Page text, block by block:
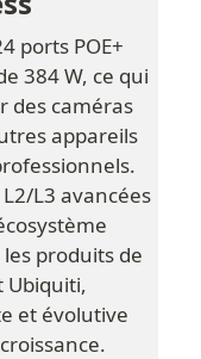
ports POE+
384 W, ce qui
des caméras
appareils
L3 avancées
les produits de
Ubiquiti,
et évolutive